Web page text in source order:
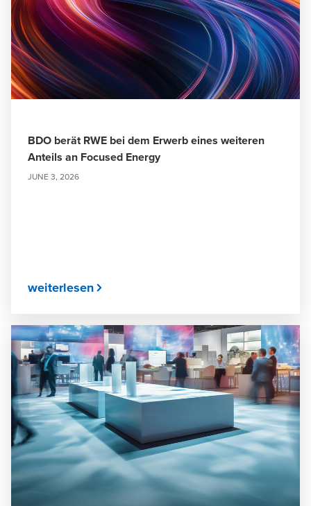
BDO berät RWE bei dem Erwerb eines weiteren
Anteils an Focused Energy
JUNE 3, 2026
weiterlesen